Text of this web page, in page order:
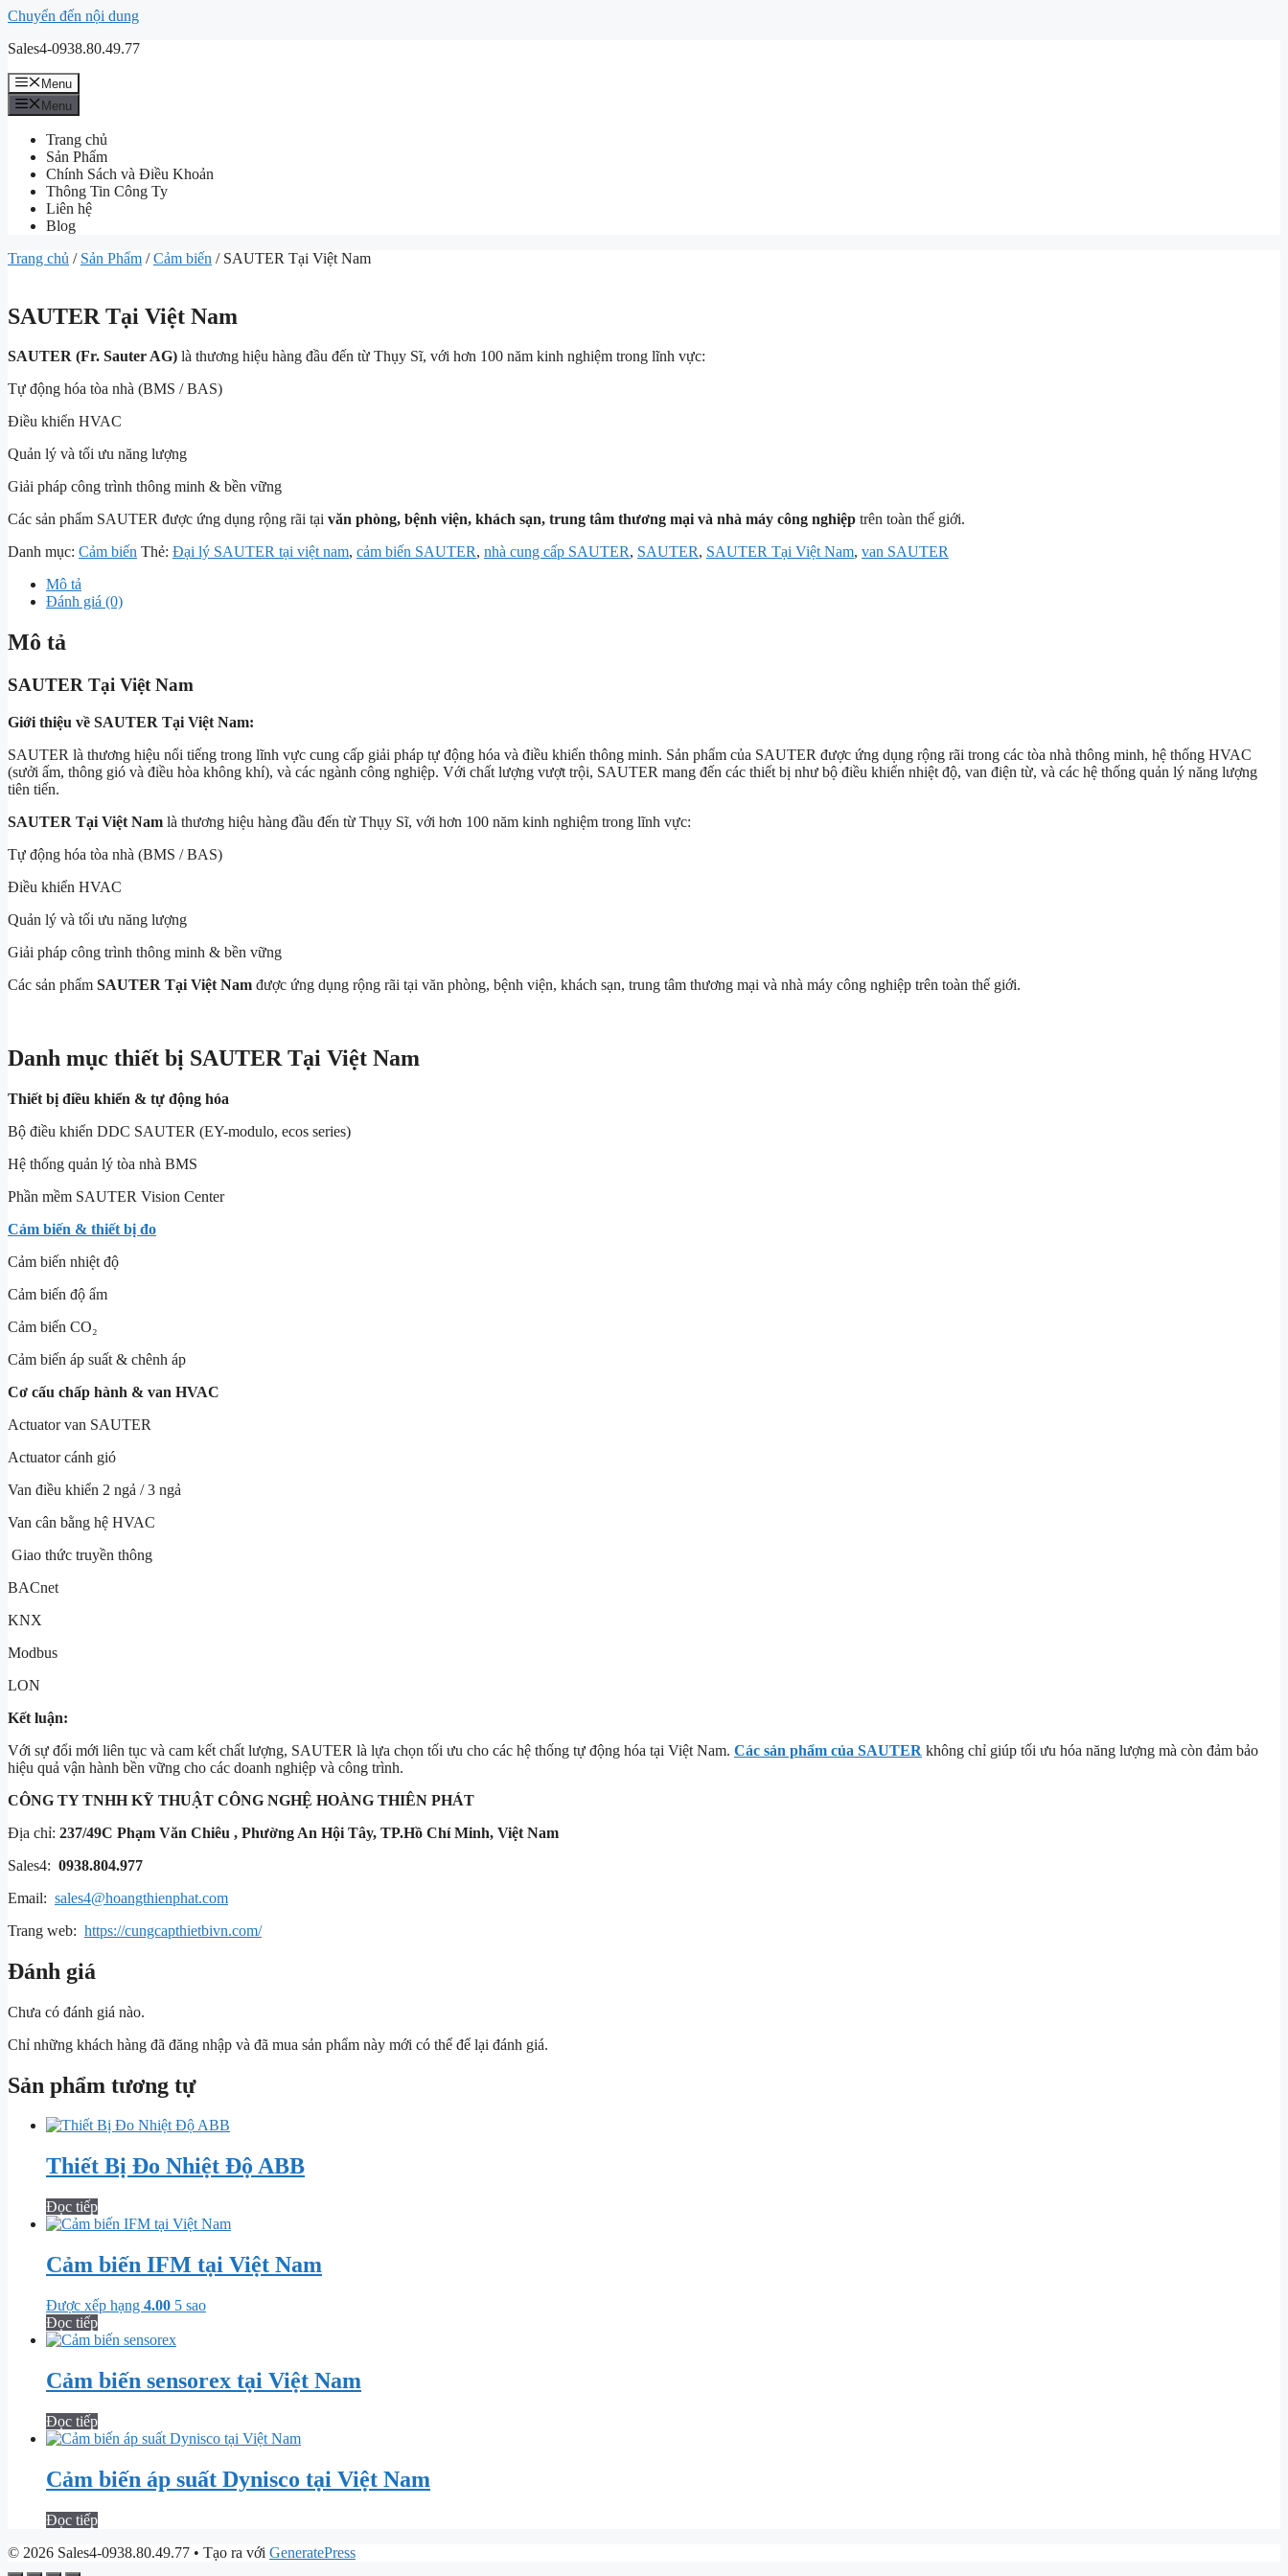
Chuyển đến nội dung
Sales4-0938.80.49.77
Menu
Menu
Trang chủ
Sản Phẩm
Chính Sách và Điều Khoản
Thông Tin Công Ty
Liên hệ
Blog
Trang chủ / Sản Phẩm /Cảm biến / SAUTER Tại Việt Nam
SAUTER Tại Việt Nam
SAUTER (Fr. Sauter AG) là thương hiệu hàng đầu đến từ Thụy Sĩ, với hơn 100 năm kinh nghiệm trong lĩnh vực:
Tự động hóa tòa nhà (BMS / BAS)
Điều khiển HVAC
Quản lý và tối ưu năng lượng
Giải pháp công trình thông minh & bền vững
Các sản phẩm SAUTER được ứng dụng rộng rãi tại văn phòng, bệnh viện, khách sạn, trung tâm thương mại và nhà máy công nghiệp trên toàn thế giới.
Danh mục: Cảm biến Thẻ: Đại lý SAUTER tại việt nam, cảm biến SAUTER, nhà cung cấp SAUTER, SAUTER, SAUTER Tại Việt Nam, van SAUTER
Mô tả
Đánh giá (0)
Mô tả
SAUTER Tại Việt Nam
Giới thiệu về SAUTER Tại Việt Nam:
SAUTER là thương hiệu nổi tiếng trong lĩnh vực cung cấp giải pháp tự động hóa và điều khiển thông minh. Sản phẩm của SAUTER được ứng dụng rộng rãi trong các tòa nhà thông minh, hệ thống HVAC
(sưởi ấm, thông gió và điều hòa không khí), và các ngành công nghiệp. Với chất lượng vượt trội, SAUTER mang đến các thiết bị như bộ điều khiển nhiệt độ, van điện từ, và các hệ thống quản lý năng lượng
tiên tiến.
SAUTER Tại Việt Nam là thương hiệu hàng đầu đến từ Thụy Sĩ, với hơn 100 năm kinh nghiệm trong lĩnh vực:
Tự động hóa tòa nhà (BMS / BAS)
Điều khiển HVAC
Quản lý và tối ưu năng lượng
Giải pháp công trình thông minh & bền vững
Các sản phẩm SAUTER Tại Việt Nam được ứng dụng rộng rãi tại văn phòng, bệnh viện, khách sạn, trung tâm thương mại và nhà máy công nghiệp trên toàn thế giới.
Danh mục thiết bị SAUTER Tại Việt Nam
Thiết bị điều khiển & tự động hóa
Bộ điều khiển DDC SAUTER (EY-modulo, ecos series)
Hệ thống quản lý tòa nhà BMS
Phần mềm SAUTER Vision Center
Cảm biến & thiết bị đo
Cảm biến nhiệt độ
Cảm biến độ ẩm
Cảm biến CO₂
Cảm biến áp suất & chênh áp
Cơ cấu chấp hành & van HVAC
Actuator van SAUTER
Actuator cánh gió
Van điều khiển 2 ngả / 3 ngả
Van cân bằng hệ HVAC
Giao thức truyền thông
BACnet
KNX
Modbus
LON
Kết luận:
Với sự đổi mới liên tục và cam kết chất lượng, SAUTER là lựa chọn tối ưu cho các hệ thống tự động hóa tại Việt Nam. Các sản phẩm của SAUTER không chỉ giúp tối ưu hóa năng lượng mà còn đảm bảo
hiệu quả vận hành bền vững cho các doanh nghiệp và công trình.
CÔNG TY TNHH KỸ THUẬT CÔNG NGHỆ HOÀNG THIÊN PHÁT
Địa chỉ: 237/49C Phạm Văn Chiêu , Phường An Hội Tây, TP.Hồ Chí Minh, Việt Nam
Sales4: 0938.804.977
Email: sales4@hoangthienphat.com
Trang web: https://cungcapthietbivn.com/
Đánh giá
Chưa có đánh giá nào.
Chỉ những khách hàng đã đăng nhập và đã mua sản phẩm này mới có thể để lại đánh giá.
Sản phẩm tương tự
Thiết Bị Đo Nhiệt Độ ABB
Đọc tiếp
Cảm biến IFM tại Việt Nam
Được xếp hạng 4.00 5 sao
Đọc tiếp
Cảm biến sensorex tại Việt Nam
Đọc tiếp
Cảm biến áp suất Dynisco tại Việt Nam
Đọc tiếp
© 2026 Sales4-0938.80.49.77 • Tạo ra với GeneratePress